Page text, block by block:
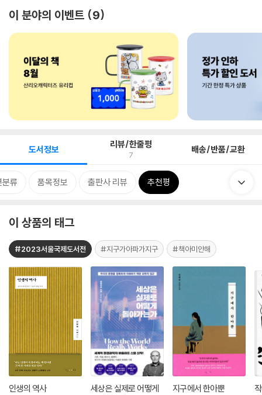
이 분야의 이벤트 9
도서정보 리뷰/한줄평
7 배송/반품/교환
분류 품목정보 출판사 리뷰 추천평
이 상품의 태그
#2023서울국제도서전 #지구가아파가지구 #책아미안해
인생의 역사
세상은 실제로 어떻게
지구에서 한아뿐